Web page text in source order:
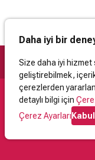
Daha iyi bir
Size daha iyi hizmet
geliştirebilmek,
çerezlerden
detaylı bilgi için
Çerez Ayarları
İletişimYardım